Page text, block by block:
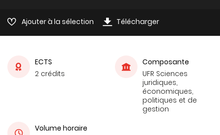
Ajouter à la sélection Télécharger
ECTS
2 crédits
Composante
UFR Sciences
juridiques,
économiques,
politiques et de
gestion
Volume horaire